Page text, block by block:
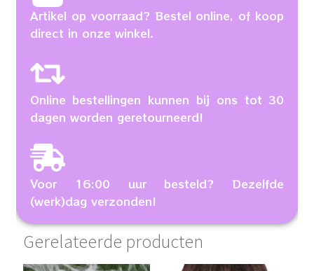
Artikel op voorraad? Bestel online, of koop
direct in onze winkel.
Online bestellingen kunnen bij ons tot 30
dagen worden geretourneerd!
Voor 16:00 uur besteld? Dezelfde
(werk)dag verzonden!
Gerelateerde producten